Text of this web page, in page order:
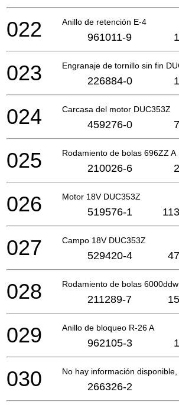
Anillo de retención E-4
022 961011-9
Engranaje de tornillo sin fin
023 226884-0
Carcasa del motor DUC353Z
024 459276-0
Rodamiento de bolas 696ZZ A
025 210026-6
Motor 18V DUC353Z
026 519576-1
Campo 18V DUC353Z
027 529420-4
Rodamiento de bolas 6000ddw
028 211289-7
Anillo de bloqueo R-26 A
029 962105-3
No hay información disponible,
030 266326-2